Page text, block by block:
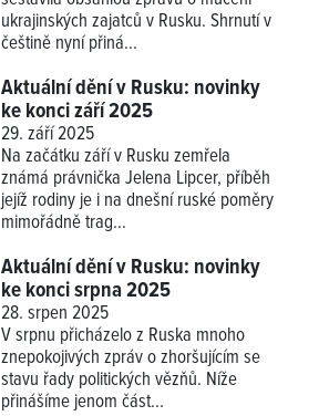
ukrajinských zajatců v Rusku. Shrnutí v
češtině nyní přiná...
Aktuální dění v Rusku: novinky
ke konci září 2025
29. září 2025
Na začátku září v Rusku zemřela
známá právnička Jelena Lipcer, příběh
jejíž rodiny je i na dnešní ruské poměry
mimořádně trag...
Aktuální dění v Rusku: novinky
ke konci srpna 2025
28. srpen 2025
V srpnu přicházelo z Ruska mnoho
znepokojivých zpráv o zhoršujícím se
stavu řady politických vězňů. Níže
přinášíme jenom část...